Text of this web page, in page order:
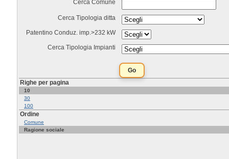
Cerca Comune
Cerca Tipologia ditta
Patentino Conduz. imp.>232 kW
Cerca Tipologia Impianti
Righe per pagina
10
30
100
Ordine
Comune
Ragione sociale